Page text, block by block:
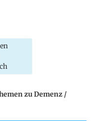
zu Demenz /